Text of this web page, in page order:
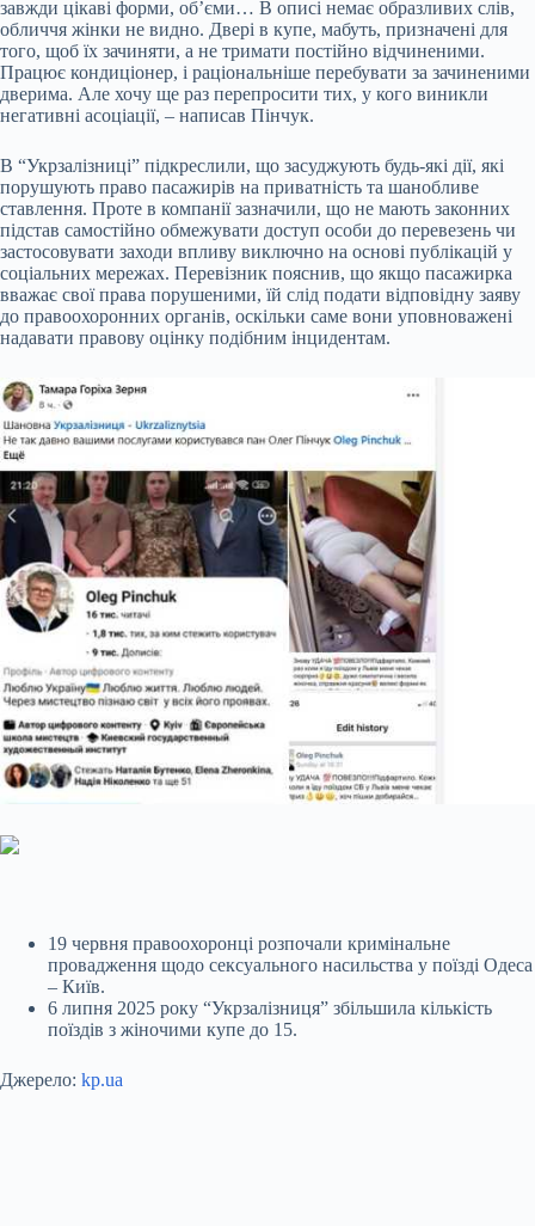
завжди цікаві форми, об’єми… В описі немає образливих слів,
обличчя жінки не видно. Двері в купе, мабуть, призначені для
того, щоб їх зачиняти, а не тримати постійно відчиненими.
Працює кондиціонер, і раціональніше перебувати за зачиненими
дверима. Але хочу ще раз перепросити тих, у кого виникли
негативні асоціації, – написав Пінчук.
В “Укрзалізниці” підкреслили, що засуджують будь-які дії, які
порушують право пасажирів на приватність та шанобливе
ставлення. Проте в компанії зазначили, що не мають законних
підстав самостійно обмежувати доступ особи до перевезень чи
застосовувати заходи впливу виключно на основі публікацій у
соціальних мережах. Перевізник пояснив, що якщо пасажирка
вважає свої права порушеними, їй слід подати відповідну заяву
до правоохоронних органів, оскільки саме вони уповноважені
надавати правову оцінку подібним інцидентам.
19 червня правоохоронці розпочали кримінальне
провадження щодо сексуального насильства у поїзді Одеса
– Київ.
6 липня 2025 року “Укрзалізниця” збільшила кількість
поїздів з жіночими купе до 15.
Джерело: kp.ua